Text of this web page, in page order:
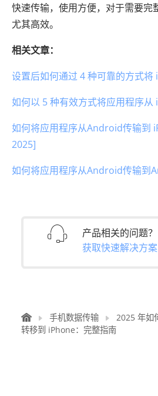
快速传输，使用方便，对于需要完
尤其高效。
相关文章：
设置后如何通过 4 种可靠的方式
如何以 5 种有效方式将应用程序
如何将应用程序从Android传输到
2025]
如何将应用程序从Android传输到
产品相关的问题？
获取快速解决方
手机数据传输
2025 年如
转移到 iPhone：完整指南